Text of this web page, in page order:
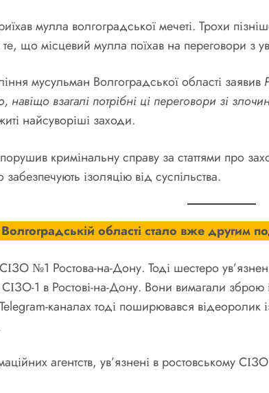
мулла волгоградської мечеті. Трохи
що місцевий мулла поїхав на переговори з
мусульман Волгоградської області заявив
навіщо взагалі потрібні ці переговори зі
найсуворіші заходи.
кримінальну справу за статтями про
ізоляцію від суспільства.
області стало вже другим
№1 Ростова-на-Дону. Тоді шестеро
1 в Ростові-на-Дону. Вони вимагали зброю
каналах тоді поширювався
агентств, ув’язнені в ростовському